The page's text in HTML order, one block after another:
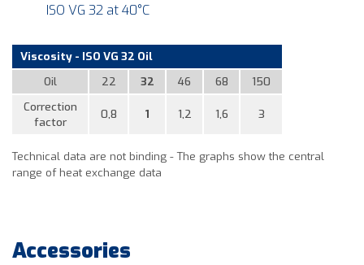
ISO VG 32 at 40°C
Viscosity - ISO VG 32 Oil
Oil
22 32 46 68
150
Correction
factor
0,8 1 1,2 1,6 3
Technical data are not binding - The graphs show the central
range of heat exchange data
Accessories